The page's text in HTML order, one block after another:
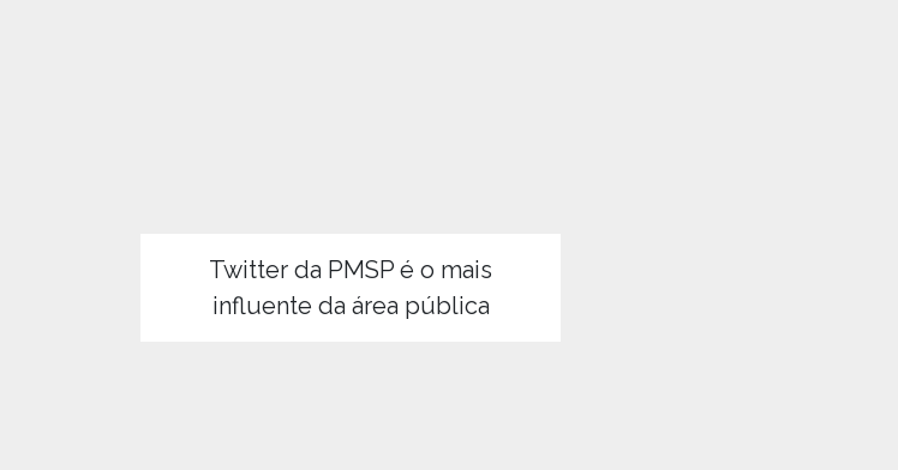
Twitter da PMSP é o mais
influente da área pública